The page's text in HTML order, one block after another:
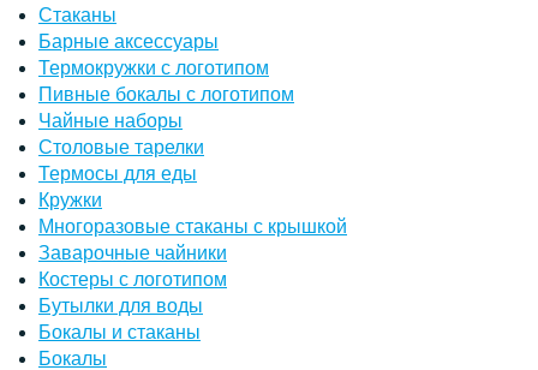
Стаканы
Барные аксессуары
Термокружки с логотипом
Пивные бокалы с логотипом
Чайные наборы
Столовые тарелки
Термосы для еды
Кружки
Многоразовые стаканы с крышкой
Заварочные чайники
Костеры с логотипом
Бутылки для воды
Бокалы и стаканы
Бокалы